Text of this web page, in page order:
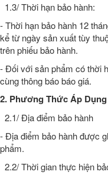
1.3/ Thời hạn bảo hành:
- Thời hạn bảo hành 12
kể từ ngày sản xuất tùy
trên phiếu bảo hành.
- Đối với sản phẩm có thời
cùng thông báo báo giá.
2. Phương Thức Áp
2.1/ Địa điểm bảo hành
- Địa điểm bảo hành được
phẩm.
2.2/ Thời gian thực hiện